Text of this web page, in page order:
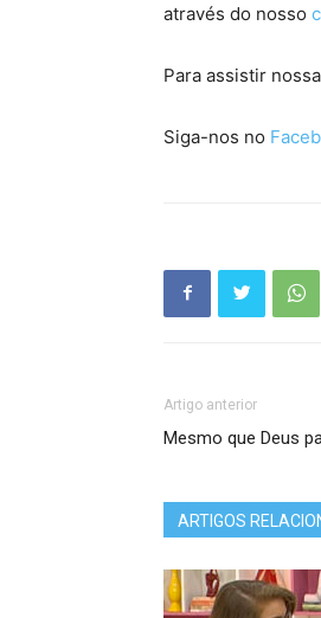
através do nosso
Para assistir
Siga-nos no
Artigo anterior
Mesmo que Deus
ARTIGOS